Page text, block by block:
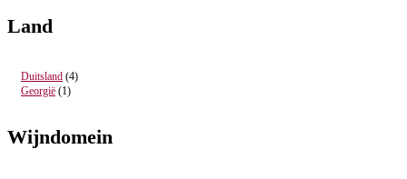
Land
Duitsland (4)
Georgië (1)
Wijndomein